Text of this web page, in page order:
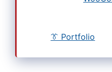
👔 Portfolio